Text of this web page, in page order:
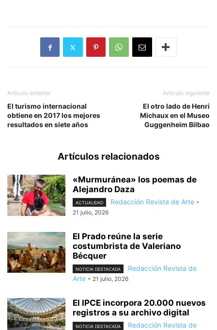
Artículo anterior
El turismo internacional
obtiene en 2017 los mejores
resultados en siete años
Artículo siguiente
El otro lado de Henri
Michaux en el Museo
Guggenheim Bilbao
Artículos relacionados
«Murmuránea» los poemas de
Alejandro Daza
ACTUALIDAD Redacción Revista de Arte -
21 julio, 2026
El Prado reúne la serie
costumbrista de Valeriano
Bécquer
NOTICIA DESTACADA
Redacción Revista de
Arte - 21 julio, 2026
El IPCE incorpora 20.000 nuevos
registros a su archivo digital
NOTICIA DESTACADA
Redacción Revista de